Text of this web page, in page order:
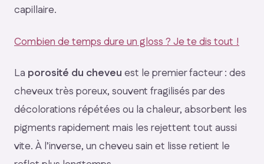
capillaire.
Combien de temps dure un gloss ? Je te dis tout !
La porosité du cheveu est le premier facteur : des
cheveux très poreux, souvent fragilisés par des
décolorations répétées ou la chaleur, absorbent les
pigments rapidement mais les rejettent tout aussi
vite. À l’inverse, un cheveu sain et lisse retient le